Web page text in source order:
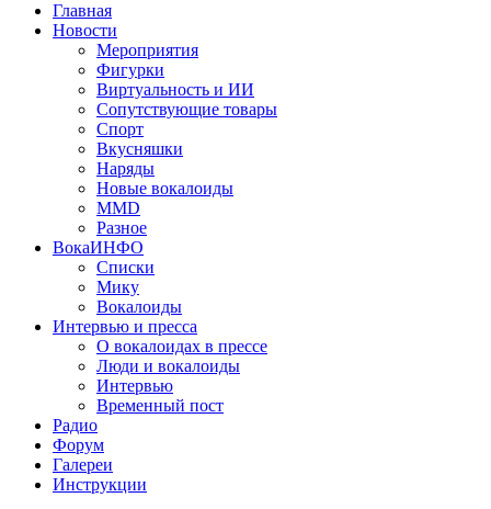
navigation
Главная
Новости
Мероприятия
Фигурки
Виртуальность и ИИ
Сопутствующие товары
Спорт
Вкусняшки
Наряды
Новые вокалоиды
MMD
Разное
ВокаИНФО
Списки
Мику
Вокалоиды
Интервью и пресса
О вокалоидах в прессе
Люди и вокалоиды
Интервью
Временный пост
Радио
Форум
Галереи
Инструкции